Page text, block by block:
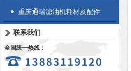
重庆通瑞滤油机耗材及配件
联系我们
全国统一热线：